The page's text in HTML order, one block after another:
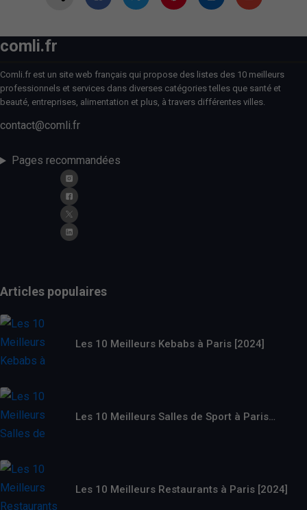
comli.fr
Comli.fr est un site web français qui propose des listes des 10 meilleurs
professionnels et services dans diverses catégories telles que santé et
beauté, entreprises, alimentation et plus, à travers différentes villes.
contact@comli.fr
Pages recommandées
Articles populaires
Les 10 Meilleurs Kebabs à Paris [2024]
Les 10 Meilleurs Salles de Sport à Paris…
Les 10 Meilleurs Restaurants à Paris [2024]